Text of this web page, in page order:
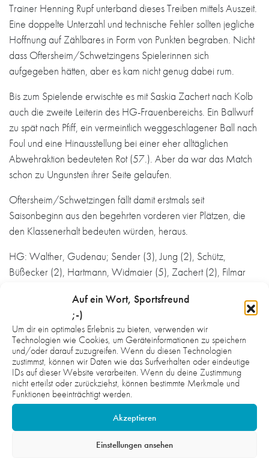
Auf ein Wort, Sportsfreund
;-)
Um dir ein optimales Erlebnis zu bieten, verwenden wir
Technologien wie Cookies, um Geräteinformationen zu speichern
und/oder darauf zuzugreifen. Wenn du diesen Technologien
zustimmst, können wir Daten wie das Surfverhalten oder eindeutige
IDs auf dieser Website verarbeiten. Wenn du deine Zustimmung
nicht erteilst oder zurückziehst, können bestimmte Merkmale und
Funktionen beeinträchtigt werden.
Akzeptieren
Einstellungen ansehen
Trainer Henning Rupf unterband dieses Treiben mittels Auszeit.
Eine doppelte Unterzahl und technische Fehler sollten jegliche
Hoffnung auf Zählbares in Form von Punkten begraben. Nicht
dass Oftersheim/Schwetzingens Spielerinnen sich
aufgegeben hätten, aber es kam nicht genug dabei rum.
Bis zum Spielende erwischte es mit Saskia Zachert nach Kolb
auch die zweite Leiterin des HG-Frauenbereichs. Ein Ballwurf
zu spät nach Pfiff, ein vermeintlich weggeschlagener Ball nach
Foul und eine Hinausstellung bei einer eher alltäglichen
Abwehraktion bedeuteten Rot (57.). Aber da war das Match
schon zu Ungunsten ihrer Seite gelaufen.
Oftersheim/Schwetzingen fällt damit erstmals seit
Saisonbeginn aus den begehrten vorderen vier Plätzen, die
den Klassenerhalt bedeuten würden, heraus.
HG: Walther, Gudenau; Sender (3), Jung (2), Schütz,
Büßecker (2), Hartmann, Widmaier (5), Zachert (2), Filmar
WAS DICH NOCH INTERESSIEREN